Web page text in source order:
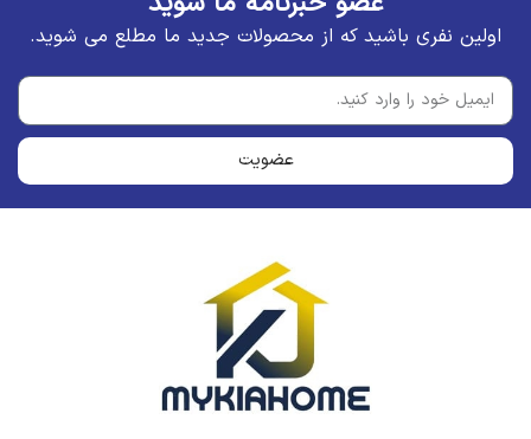
اولین نفری باشید که از محصولات جدید ما مطلع می شوید.
عضویت